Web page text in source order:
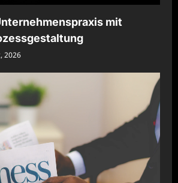
mit
2026